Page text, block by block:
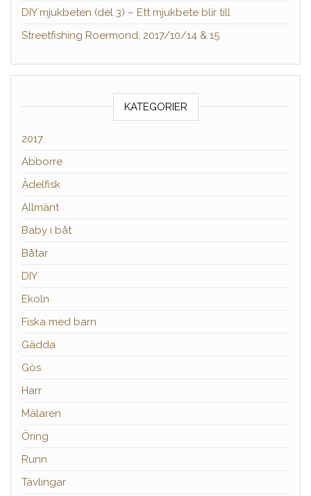
DIY mjukbeten (del 3) – Ett mjukbete blir till
Streetfishing Roermond, 2017/10/14 & 15
KATEGORIER
2017
Abborre
Ädelfisk
Allmänt
Baby i båt
Båtar
DIY
Ekoln
Fiska med barn
Gädda
Gös
Harr
Mälaren
Öring
Runn
Tävlingar